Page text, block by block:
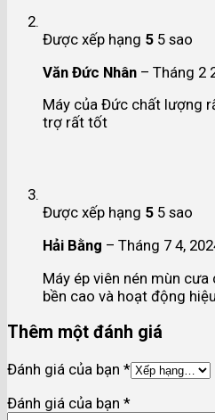
Được xếp hạng 5 5 sao
Văn Đức Nhân – Tháng 2
Máy của Đức chất lượng
trợ rất tốt
Được xếp hạng 5 5 sao
Hải Bằng – Tháng 7 4,
Máy ép viên nén mùn cưa
bền cao và hoạt động
Thêm một đánh giá
Đánh giá của bạn *
Đánh giá của bạn *